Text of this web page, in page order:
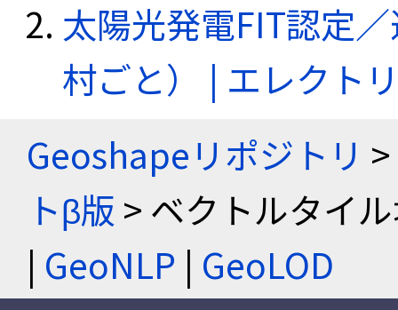
太陽光発電FIT認定
村ごと） | エレクト
Geoshapeリポジトリ >
トβ版 > ベクトルタイ
| GeoNLP | GeoLOD